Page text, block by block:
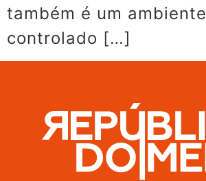
também é um ambiente
controlado […]